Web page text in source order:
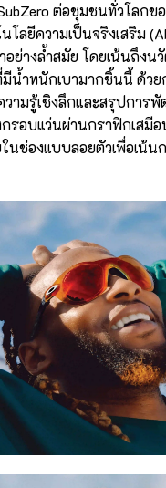
ต่อชุมชนทั่วโลกข
โลยีความเป็นจริงเสริม
อย่างล้ำสมัย โดยเน้นถึง
น้ำหนักเบามากชิ้นนี้ ด้ว
ามรู้เชิงลึกและสรุปการ
รอบแว่นผ่านกราฟิกเสมือ
นช่องแบบลอยตัวเพื่อเน้